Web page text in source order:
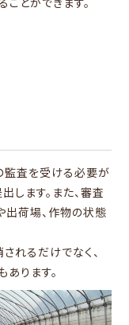
監査を受ける必要が
します。また、審査
出荷場、作物の状態
れるだけでなく、
ります。